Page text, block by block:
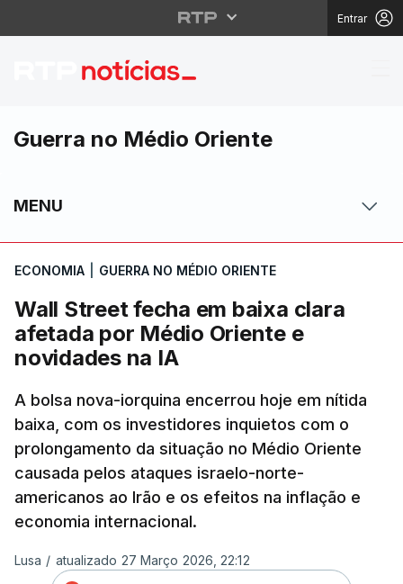
Entrar
Wall Street fecha em
Guerra no Médio Oriente
MENU
ECONOMIA GUERRA NO MÉDIO ORIENTE
Wall Street fecha em baixa clara
afetada por Médio Oriente e
novidades na IA
A bolsa nova-iorquina encerrou hoje em nítida
baixa, com os investidores inquietos com o
prolongamento da situação no Médio Oriente
causada pelos ataques israelo-norte-
americanos ao Irão e os efeitos na inflação e
economia internacional.
Lusa / atualizado 27 Março 2026, 22:12